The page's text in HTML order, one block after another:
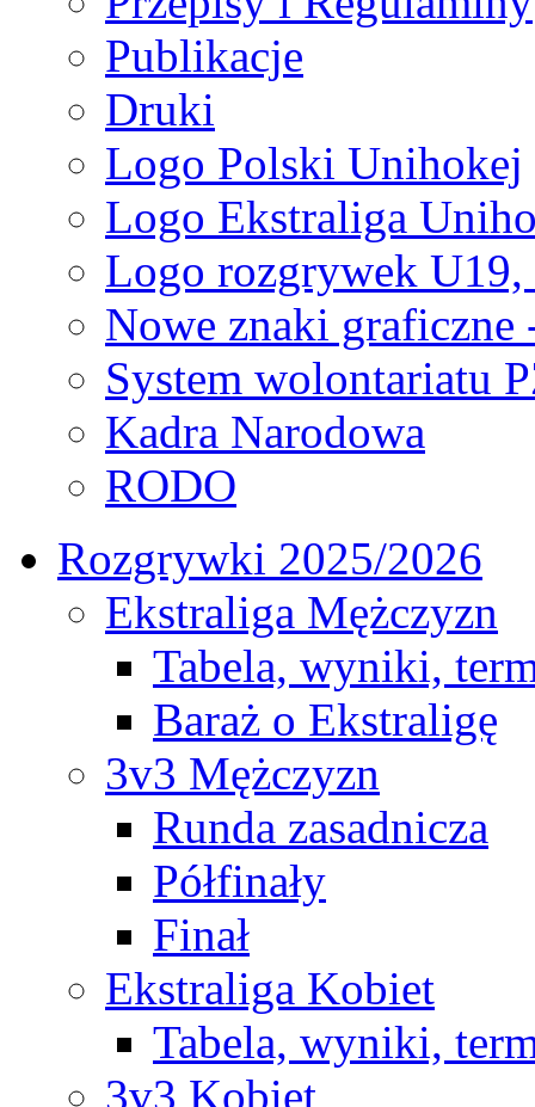
Publikacje
Druki
Logo Polski Unihokej
Logo Ekstraliga
Logo rozgrywek
Nowe znaki graficzne
System wolontariatu
Kadra Narodowa
RODO
Rozgrywki 2025/2026
Ekstraliga Mężczyzn
Tabela, wyniki,
Baraż o Ekstraligę
3v3 Mężczyzn
Runda zasadnicza
Półfinały
Finał
Ekstraliga Kobiet
Tabela, wyniki,
3v3 Kobiet